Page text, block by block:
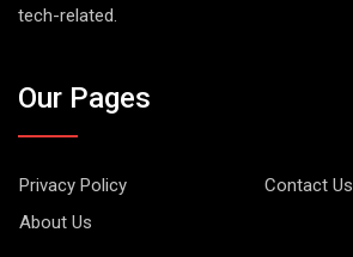
tech-related.
Our Pages
Privacy Policy
Contact Us
About Us